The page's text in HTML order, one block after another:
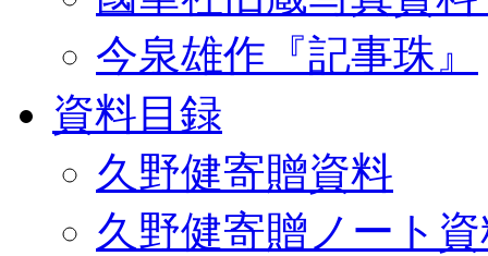
今泉雄作『記事珠』
資料目録
久野健寄贈資料
久野健寄贈ノート